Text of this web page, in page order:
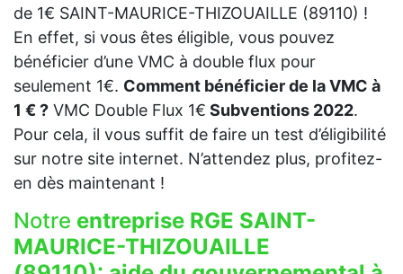
de 1€ SAINT-MAURICE-THIZOUAILLE (89110) !
En effet, si vous êtes éligible, vous pouvez
bénéficier d’une VMC à double flux pour
seulement 1€. Comment bénéficier de la VMC à
1 € ? VMC Double Flux 1€ Subventions 2022.
Pour cela, il vous suffit de faire un test d’éligibilité
sur notre site internet. N’attendez plus, profitez-
en dès maintenant !
Notre entreprise RGE SAINT-
MAURICE-THIZOUAILLE